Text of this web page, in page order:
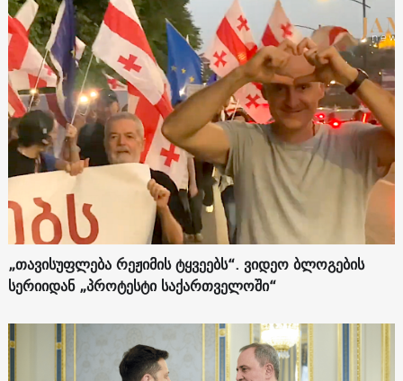
„თავისუფლება რეჟიმის ტყვეებს“. ვიდეო ბლოგების
სერიიდან „პროტესტი საქართველოში“